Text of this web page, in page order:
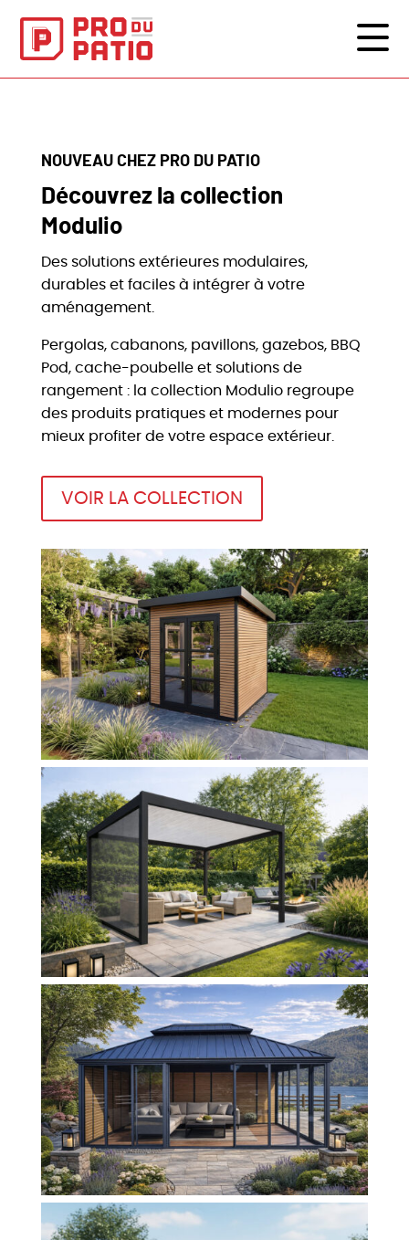
NOUVEAU CHEZ PRO DU PATIO
Découvrez la collection
Modulio
Des solutions extérieures modulaires,
durables et faciles à intégrer à votre
aménagement.
Pergolas, cabanons, pavillons, gazebos, BBQ
Pod, cache-poubelle et solutions de
rangement : la collection Modulio regroupe
des produits pratiques et modernes pour
mieux profiter de votre espace extérieur.
VOIR LA COLLECTION